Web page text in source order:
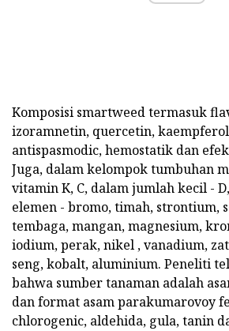
Komposisi smartweed termasuk
izoramnetin, quercetin,
antispasmodic, hemostatik dan
Juga, dalam kelompok tumbuhan
vitamin K, C, dalam jumlah kecil -
elemen - bromo, timah, strontium,
tembaga, mangan, magnesium,
iodium, perak, nikel , vanadium,
seng, kobalt, aluminium. Peneliti
bahwa sumber tanaman adalah
dan format asam parakumarovoy
chlorogenic, aldehida, gula, tanin